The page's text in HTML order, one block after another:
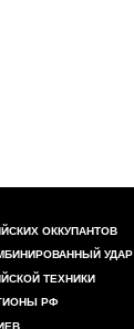
ОККУПАНТОВ
УДАР
ТЕХНИКИ
РФ